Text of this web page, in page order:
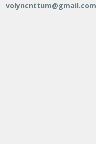
volyncnttum@gmail.com